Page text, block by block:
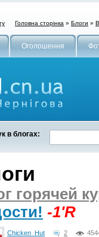
Головна сторінка » Блоги »
Оголошення
в блогах:
горячей
-1'R
Chicken_Hut 2